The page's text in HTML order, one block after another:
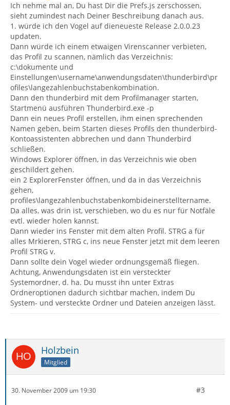
Ich nehme mal an, Du hast Dir die Prefs.js zerschossen,
sieht zumindest nach Deiner Beschreibung danach aus.
1. würde ich den Vogel auf dieneueste Release 2.0.0.23
updaten.
Dann würde ich einem etwaigen Virenscanner verbieten,
das Profil zu scannen, nämlich das Verzeichnis:
c:\dokumente und
Einstellungen\username\anwendungsdaten\thunderbird\pr
ofiles\langezahlenbuchstabenkombination.
Dann den thunderbird mit dem Profilmanager starten,
Startmenü ausführen Thunderbird.exe -p
Dann ein neues Profil erstellen, ihm einen sprechenden
Namen geben, beim Starten dieses Profils den thunderbird-
Kontoassistenten abbrechen und dann Thunderbird
schließen.
Windows Explorer öffnen, in das Verzeichnis wie oben
geschildert gehen.
ein 2 ExplorerFenster öffnen, und da in das Verzeichnis
gehen,
profiles\langezahlenbuchstabenkombideinerstelltername.
Da alles, was drin ist, verschieben, wo du es nur für Notfäle
evtl. wieder holen kannst.
Dann wieder ins Fenster mit dem alten Profil. STRG a für
alles Mrkieren, STRG c, ins neue Fenster jetzt mit dem leeren
Profil STRG v.
Dann sollte dein Vogel wieder ordnungsgemäß fliegen.
Achtung, Anwendungsdaten ist ein versteckter
Systemordner, d. ha. Du musst ihn unter Extras
Ordneroptionen dadurch sichtbar machen, indem Du
System- und versteckte Ordner und Dateien anzeigen lässt.
Holzbein
Mitglied
30. November 2009 um 19:30 #3